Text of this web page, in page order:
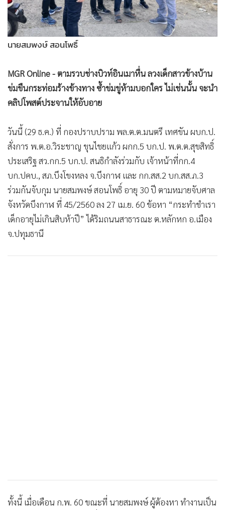
• Infographic
• การเมือง
• ท่องเที่ยว
• ต่างประเทศ
• Special Scoop
• เศรษฐกิจ-ธุรกิจ
• ชุมชน-คุณภาพชีวิต
• อาชญากรรม
• Motoring
• เกม
•
วิทยาศาสตร์
SMEs
หุ้น
นายสมพงษ์ สอนโพธิ์
MGR Online - ตามรวบช่างบิวท์อินเมาหื่น ลวงเด็กสาวข้างบ้าน
ข่มขืนกระท่อมร้างข้างทาง ซ้ำข่มขู่ห้ามบอกใคร ไม่เช่นนั้น จะนำ
คลิปโพสต์ประจานให้อับอาย
วันนี้ (29 ธ.ค.) ที่ กองปราบปราม พล.ต.ต.มนตรี เทศขัน ผบก.ป.
สั่งการ พ.ต.อ.วิระชาญ ขุนไชยแก้ว ผกก.5 บก.ป. พ.ต.ต.สุขสิทธิ์
ประเสริฐ สว.กก.5 บก.ป. สนธิกำลังร่วมกับ เจ้าหน้าที่กก.4
บก.ปคบ., สภ.บึงโขงหลง จ.บึงกาฬ และ กก.สส.2 บก.สส.ภ.3
ร่วมกันจับกุม นายสมพงษ์ สอนโพธิ์ อายุ 30 ปี ตามหมายจับศาล
จังหวัดบึงกาฬ ที่ 45/2560 ลง 27 เม.ย. 60 ข้อหา “กระทำชำเรา
เด็กอายุไม่เกินสิบห้าปี” ได้ริมถนนสาธารณะ ต.หลักหก อ.เมือง
จ.ปทุมธานี
ทั้งนี้ เมื่อเดือน ก.พ. 60 ขณะที่ นายสมพงษ์ ผู้ต้องหา ทำงานเป็น